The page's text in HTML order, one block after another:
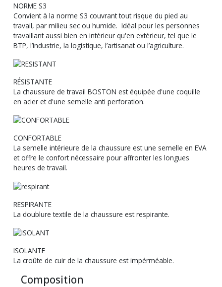
NORME S3
Convient à la norme S3 couvrant tout risque du pied au
travail, par milieu sec ou humide. Idéal pour les personnes
travaillant aussi bien en intérieur qu'en extérieur, tel que le
BTP, l’industrie, la logistique, l’artisanat ou l’agriculture.
RÉSISTANTE
La chaussure de travail BOSTON est équipée d'une coquille
en acier et d'une semelle anti perforation.
CONFORTABLE
La semelle intérieure de la chaussure est une semelle en EVA
et offre le confort nécessaire pour affronter les longues
heures de travail.
RESPIRANTE
La doublure textile de la chaussure est respirante.
ISOLANTE
La croûte de cuir de la chaussure est impérméable.
Composition